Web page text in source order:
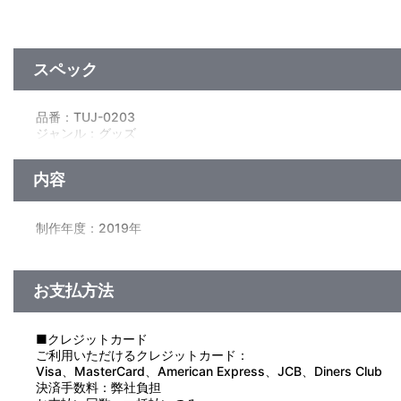
スペック
品番：TUJ-0203
ジャンル：グッズ
生産国：中国
内容
制作年度：2019年
ラブライブ！シリーズ9周年を記念するスペシャルなピンズが登
【使用上の注意】
●製品の機能上、ピンの先端が鋭利になっていますので、けがな
●小さな部品があります。絶対に口の中に入れないでください。
●お子さまの手の届かないところに保管してください。
お支払方法
■クレジットカード
ご利用いただけるクレジットカード：
Visa、MasterCard、American Express、JCB、Diners Club
決済手数料：弊社負担